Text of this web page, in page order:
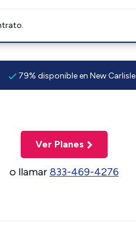
79% disponible en New Carlisle
Ver Planes
o llamar833-469-4276